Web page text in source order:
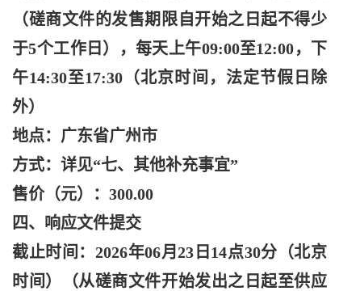
（磋商文件的发售期限自开始之日起不得少
于5个工作日），每天上午09:00至12:00，下
午14:30至17:30（北京时间，法定节假日除
外）
地点：广东省广州市
方式：详见“七、其他补充事宜”
售价（元）： 300.00
四、响应文件提交
截止时间： 2026年06月23日14点30分（北京
时间）（从磋商文件开始发出之日起至供应